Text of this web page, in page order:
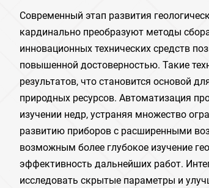
Современный этап развития
кардинально преобразуют методы
инновационных технических средств
повышенной достоверностью. Такие
результатов, что становится основой
природных ресурсов. Автоматизация
изучении недр, устраняя множество
развитию приборов с расширенными
возможным более глубокое изучение
эффективность дальнейших работ.
исследовать скрытые параметры и